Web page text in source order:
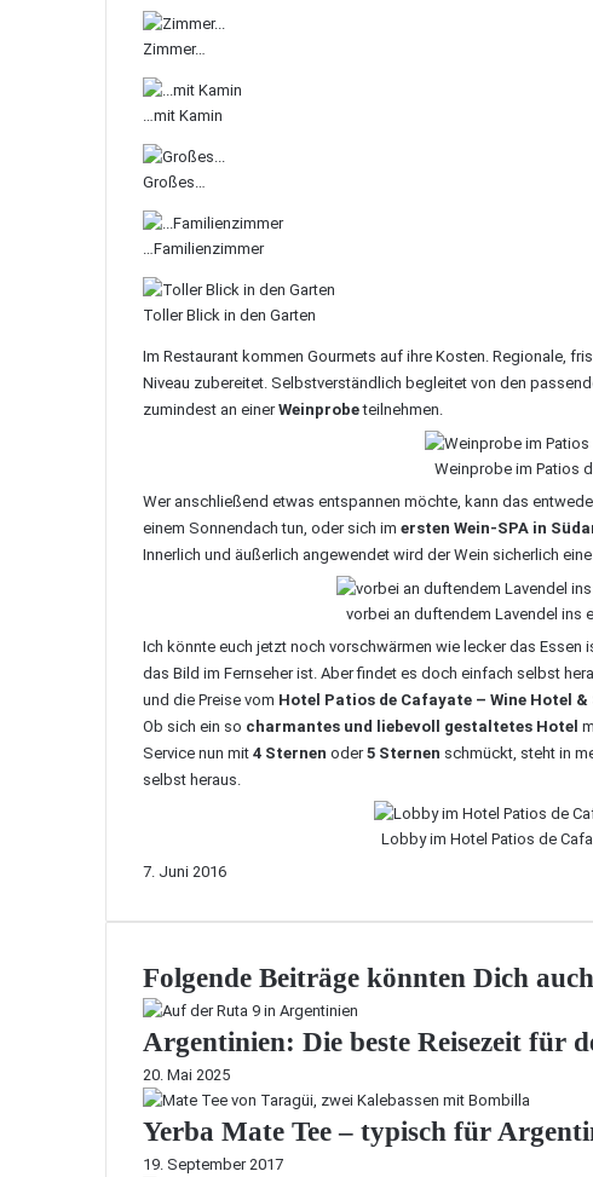
Zimmer…
…mit Kamin
Großes…
…Familienzimmer
Toller Blick in den Garten
Im Restaurant kommen Gourmets auf ihre Kosten. Regionale,
Niveau zubereitet. Selbstverständlich begleitet von den
zumindest an einerWeinprobeteilnehmen.
Weinprobe im Patios
Wer anschließend etwas entspannen möchte, kann das
einem Sonnendach tun, oder sich im ersten Wein-SPA in
Innerlich und äußerlich angewendet wird der Wein sicherlich
vorbei an duftendem Lavendel ins
Ich könnte euch jetzt noch vorschwärmen wie lecker das
das Bild im Fernseher ist. Aber findet es doch einfach selbst
und die Preise vom Hotel Patios de Cafayate – Wine Hotel &
Ob sich ein so charmantes und liebevoll gestaltetes Hotel
Service nun mit 4 Sternen oder5 Sternen schmückt, steht in
selbst heraus.
Lobby im Hotel Patios de
7. Juni 2016
Folgende Beiträge könnten Dich
Argentinien: Die beste Reisezeit für
20. Mai 2025
Yerba Mate Tee – typisch für
19. September 2017